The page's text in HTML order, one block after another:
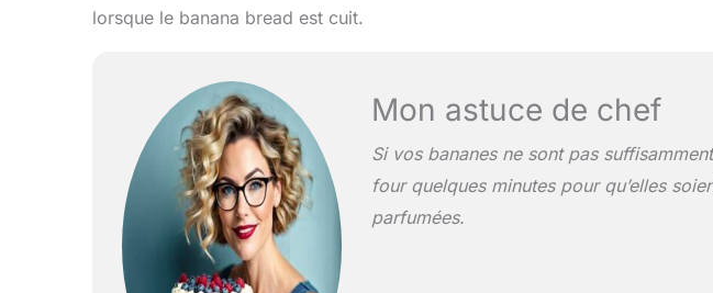
lorsque le banana bread est cuit.
Mon astuce de chef
Si vos bananes ne sont pas
four quelques minutes pour qu’elles
parfumées.